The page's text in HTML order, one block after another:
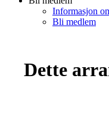
Informasjon
Bli medlem
Dette